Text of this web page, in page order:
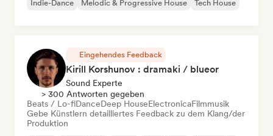
Indie-Dance
Melodic & Progressive House Tech House
Eingehendes Feedback
Kirill Korshunov : dramaki / blueor
Sound Experte
> 300 Antworten gegeben
Beats / Lo-fiDanceDeep HouseElectronicaFilmmusik
Gebe Künstlern detailliertes Feedback zu dem Klang/der
Produktion